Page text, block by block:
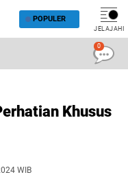
POPULER
JELAJAHI
Khusus
WIB
0